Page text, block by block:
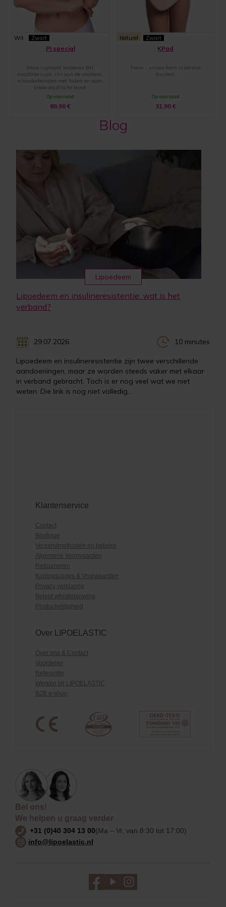
Wit Zwart
PI special
Ware cupmaat katoenen BH,
naadloze cups, rits aan de voorkant,
schouderbandjes met haken en ogen,
brede elastische band
Op voorraad
89,90€
Naturel Zwart
KPad
Foam - unisex foam inzetstuk
(kussen)
Op voorraad
31,90 €
Blog
Lipoedeem
Lipoedeem en insulineresistentie: wat is het
verband?
29.07.2026 10 minutes
Lipoedeem en insulineresistentie zijn twee verschillende
aandoeningen, maar ze worden steeds vaker met elkaar
in verband gebracht. Toch is er nog veel wat we niet
weten. Die link is nog niet volledig...
Klantenservice
Contact
Boutique
Verzendmethoden en betalen
Algemene Voorwaarden
Retourneren
Kortingscodes & Voorwaarden
Privacy verklaring
Beleid whistleblowing
Productveiligheid
Over LIPOELASTIC
Over ons & Contact
Voordelen
Referentie
Werken bij LIPOELASTIC
B2B e-shop
Bel ons!
We helpen u graag verder
+31 (0)40 304 13 00(Ma – Vr, van 8:30 tot 17:00)
info@lipoelastic.nl